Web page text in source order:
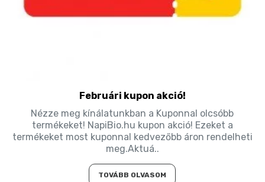
Februári kupon akció!
Nézze meg kínálatunkban a Kuponnal olcsóbb
termékeket! NapiBio.hu kupon akció! Ezeket a
termékeket most kuponnal kedvezőbb áron rendelheti
meg.Aktuá..
TOVÁBB OLVASOM